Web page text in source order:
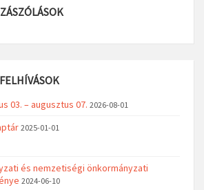
03. – augusztus 07. 2026-08-01
2025-01-01
és nemzetiségi önkormányzati
2024-06-10